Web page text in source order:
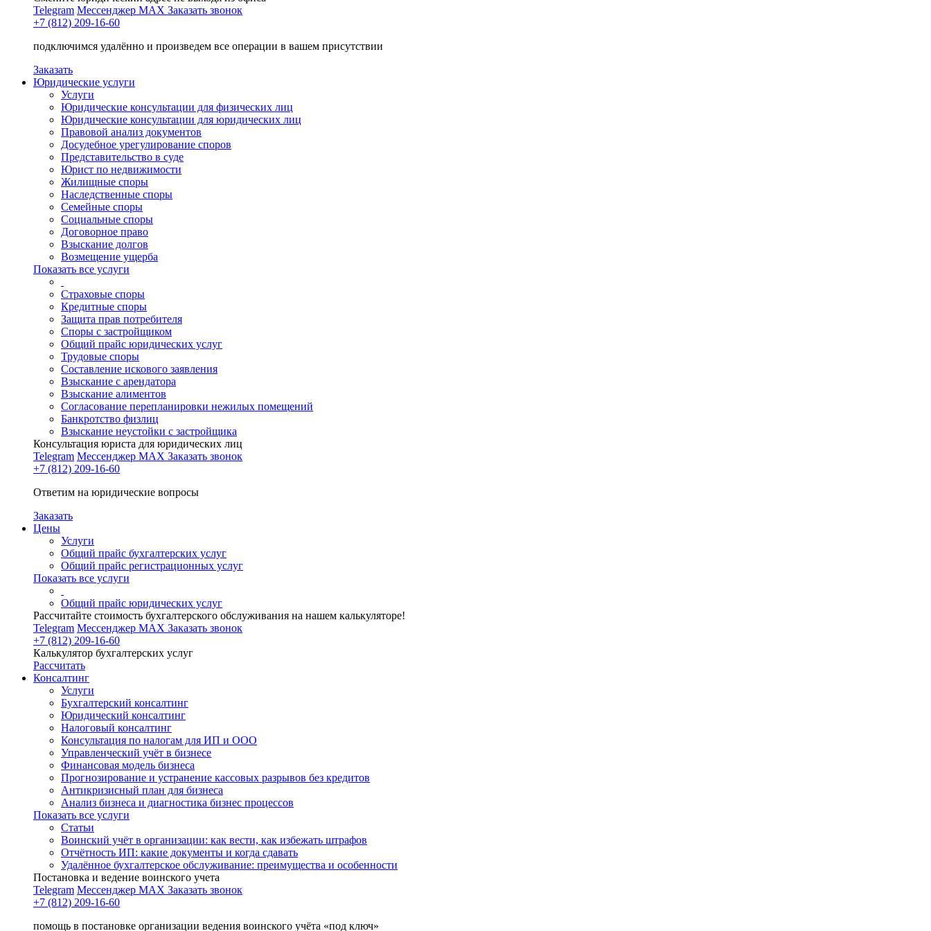
Telegram Мессенджер MAX Заказать звонок
+7 (812) 209-16-60
подключимся удалённо и произведем все операции в вашем присутствии
Заказать
Юридические услуги
Услуги
Юридические консультации для физических лиц
Юридические консультации для юридических лиц
Правовой анализ документов
Досудебное урегулирование споров
Представительство в суде
Юрист по недвижимости
Жилищные споры
Наследственные споры
Семейные споры
Социальные споры
Договорное право
Взыскание долгов
Возмещение ущерба
Показать все услуги
Страховые споры
Кредитные споры
Защита прав потребителя
Споры с застройщиком
Общий прайс юридических услуг
Трудовые споры
Составление искового заявления
Взыскание с арендатора
Взыскание алиментов
Cогласование перепланировки нежилых помещений
Банкротство физлиц
Взыскание неустойки с застройщика
Консультация юриста для юридических лиц
Telegram Мессенджер MAX Заказать звонок
+7 (812) 209-16-60
Ответим на юридические вопросы
Заказать
Цены
Услуги
Общий прайс бухгалтерских услуг
Общий прайс регистрационных услуг
Показать все услуги
Общий прайс юридических услуг
Рассчитайте стоимость бухгалтерского обслуживания на нашем калькуляторе!
Telegram Мессенджер MAX Заказать звонок
+7 (812) 209-16-60
Калькулятор бухгалтерских услуг
Рассчитать
Консалтинг
Услуги
Бухгалтерский консалтинг
Юридический консалтинг
Налоговый консалтинг
Консультация по налогам для ИП и ООО
Управленческий учёт в бизнесе
Финансовая модель бизнеса
Прогнозирование и устранение кассовых разрывов без кредитов
Антикризисный план для бизнеса
Анализ бизнеса и диагностика бизнес процессов
Показать все услуги
Статьи
Воинский учёт в организации: как вести, как избежать штрафов
Отчётность ИП: какие документы и когда сдавать
Удалённое бухгалтерское обслуживание: преимущества и особенности
Постановка и ведение воинского учета
Telegram Мессенджер MAX Заказать звонок
+7 (812) 209-16-60
помощь в постановке организации ведения воинского учёта «под ключ»